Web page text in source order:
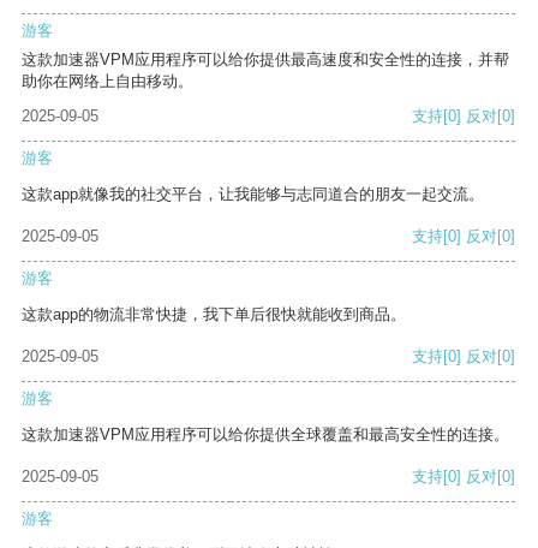
游客
这款加速器VPM应用程序可以给你提供最高速度和安全性的连接，并帮
助你在网络上自由移动。
2025-09-05
支持[0] 反对[0]
游客
这款app就像我的社交平台，让我能够与志同道合的朋友一起交流。
2025-09-05 支持[0] 反对[0]
游客
这款app的物流非常快捷，我下单后很快就能收到商品。
2025-09-05 支持[0] 反对[0]
游客
这款加速器VPM应用程序可以给你提供全球覆盖和最高安全性的连接。
2025-09-05 支持[0] 反对[0]
游客